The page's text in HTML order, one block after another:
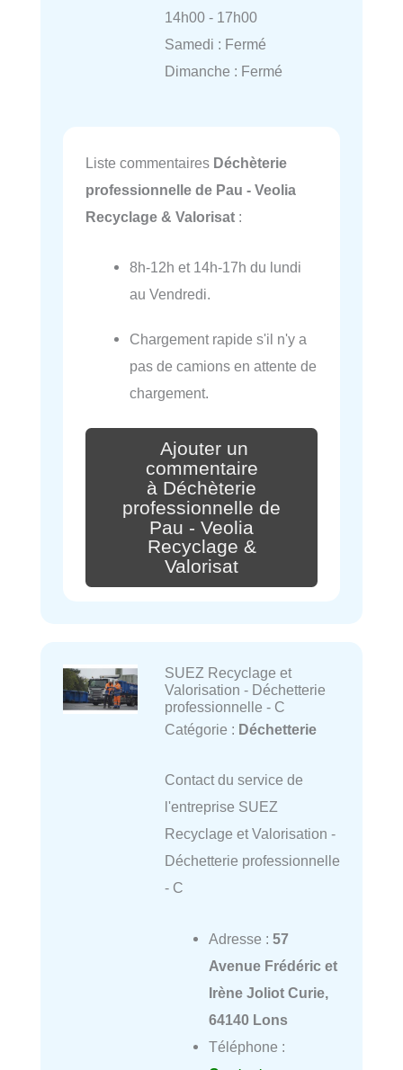
14h00 - 17h00
Samedi : Fermé
Dimanche : Fermé
Liste commentaires Déchèterie
professionnelle de Pau - Veolia
Recyclage & Valorisat :
8h-12h et 14h-17h du lundi
au Vendredi.
Chargement rapide s'il n'y a
pas de camions en attente de
chargement.
Ajouter un
commentaire
à Déchèterie
professionnelle de
Pau - Veolia
Recyclage &
Valorisat
SUEZ Recyclage et
Valorisation - Déchetterie
professionnelle - C
Catégorie : Déchetterie
Contact du service de
l'entreprise SUEZ
Recyclage et Valorisation -
Déchetterie professionnelle
- C
Adresse : 57
Avenue Frédéric et
Irène Joliot Curie,
64140 Lons
Téléphone :